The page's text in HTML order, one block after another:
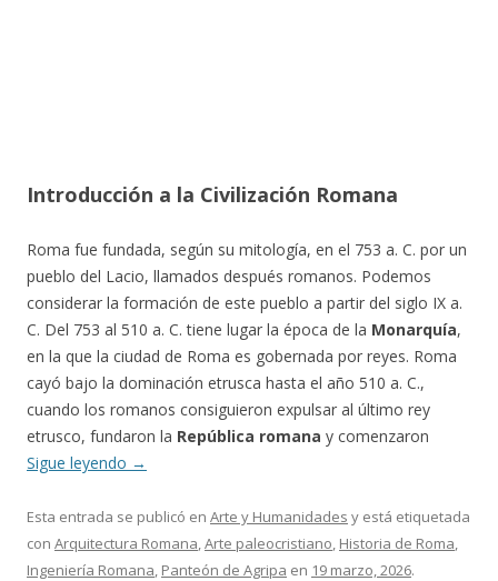
Introducción a la Civilización Romana
Roma fue fundada, según su mitología, en el 753 a. C. por un
pueblo del Lacio, llamados después romanos. Podemos
considerar la formación de este pueblo a partir del siglo IX a.
C. Del 753 al 510 a. C. tiene lugar la época de la Monarquía,
en la que la ciudad de Roma es gobernada por reyes. Roma
cayó bajo la dominación etrusca hasta el año 510 a. C.,
cuando los romanos consiguieron expulsar al último rey
etrusco, fundaron la República romana y comenzaron
Sigue leyendo →
Esta entrada se publicó en Arte y Humanidades y está etiquetada
con Arquitectura Romana,Arte paleocristiano, Historia de Roma,
Ingeniería Romana, Panteón de Agripa en 19 marzo, 2026.